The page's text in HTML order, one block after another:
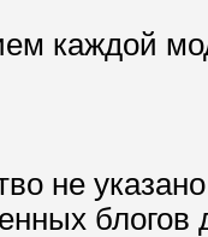
каждой
не